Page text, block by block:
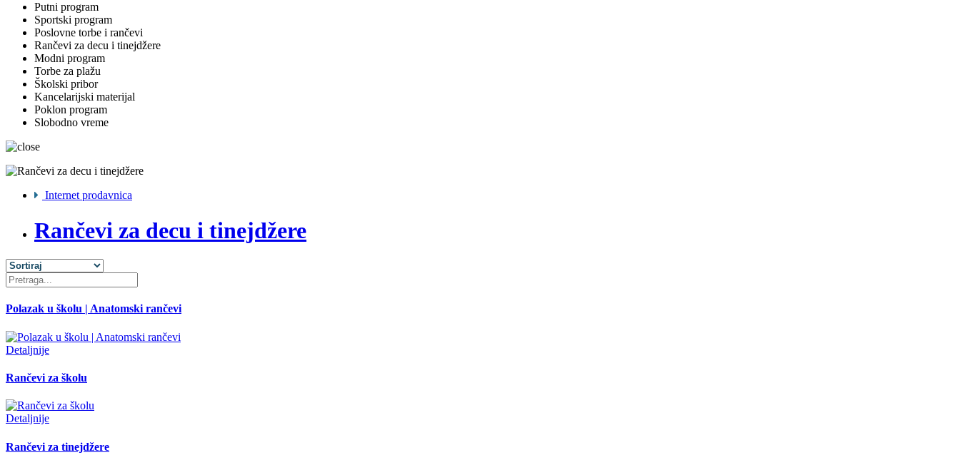
Putni program
Sportski program
Poslovne torbe i rančevi
Rančevi za decu i tinejdžere
Modni program
Torbe za plažu
Školski pribor
Kancelarijski materijal
Poklon program
Slobodno vreme
Internet prodavnica
Rančevi za decu i tinejdžere
Polazak u školu | Anatomski rančevi
Detaljnije
Rančevi za školu
Detaljnije
Rančevi za tinejdžere